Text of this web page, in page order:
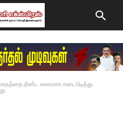
நீண்ட காலமாக கடைபிடித்து